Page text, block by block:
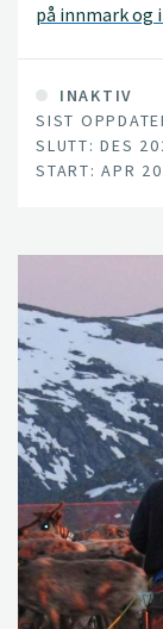
på innmark og
INAKTIV
SIST
SLUTT: DES
START: APR